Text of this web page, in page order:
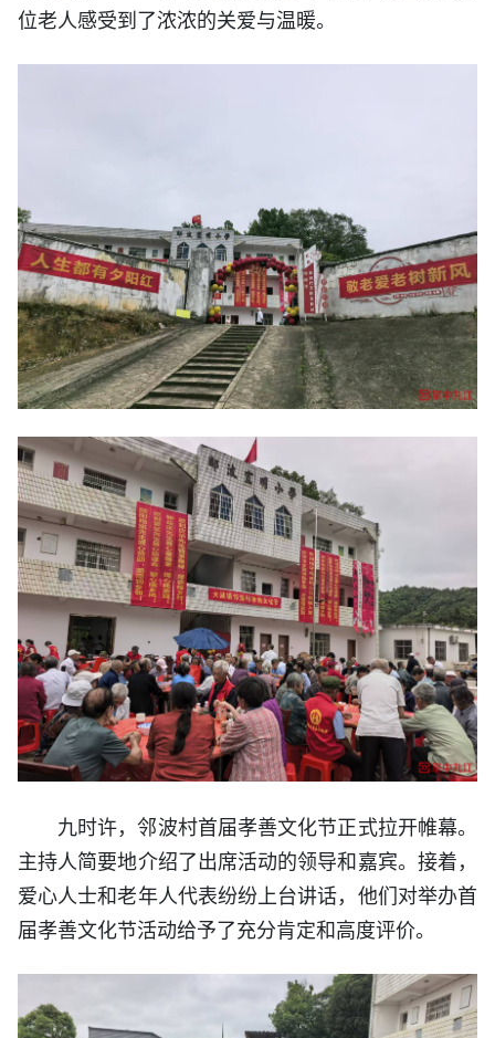
位老人感受到了浓浓的关爱与温暖。
九时许，邻波村首届孝善文化节正式拉开帷幕。
主持人简要地介绍了出席活动的领导和嘉宾。接着，
爱心人士和老年人代表纷纷上台讲话，他们对举办首
届孝善文化节活动给予了充分肯定和高度评价。